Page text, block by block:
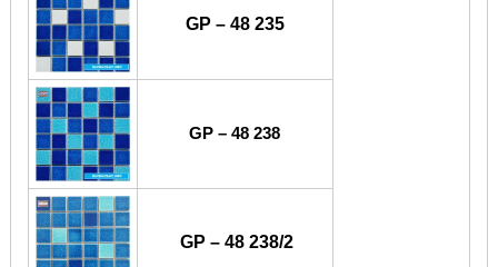
GP – 48 235
GP – 48 238
GP – 48 238/2